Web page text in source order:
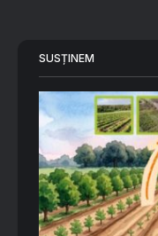
SUSȚINEM